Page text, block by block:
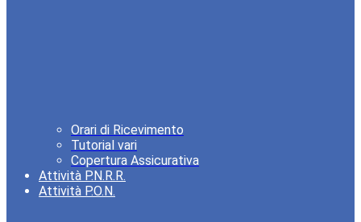
Orari di Ricevimento
Tutorial vari
Copertura Assicurativa
Attività P.N.R.R.
Attività P.O.N.